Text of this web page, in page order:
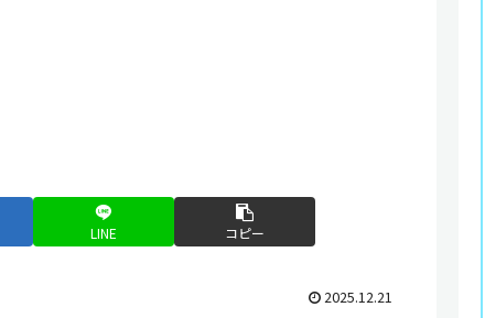
LINE コピー
2025.12.21